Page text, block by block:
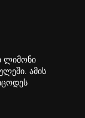
ლიმონი
ამის